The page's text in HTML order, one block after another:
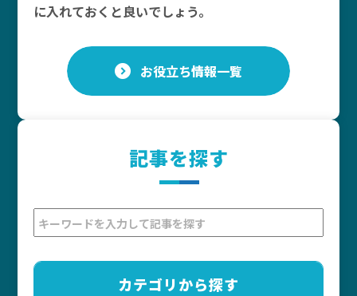
に入れておくと良いでしょう。
お役立ち情報一覧
記事を探す
カテゴリから探す